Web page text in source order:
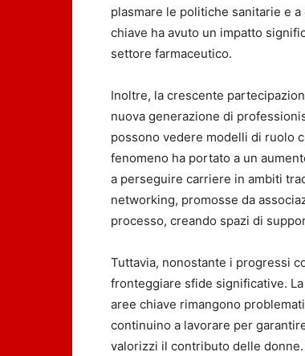
plasmare le politiche sanitarie e
chiave ha avuto un impatto
settore farmaceutico.
Inoltre, la crescente
nuova generazione di
possono vedere modelli di ruolo
fenomeno ha portato a un
a perseguire carriere in ambiti
networking, promosse da
processo, creando spazi di
Tuttavia, nonostante i progressi
fronteggiare sfide significative.
aree chiave rimangono
continuino a lavorare per
valorizzi il contributo delle